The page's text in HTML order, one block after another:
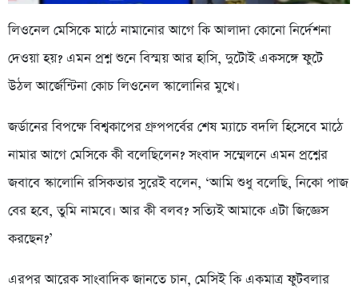
লিওনেল মেসিকে মাঠে নামানোর আগে কি আলাদা কোনো নির্দেশনা
দেওয়া হয়? এমন প্রশ্ন শুনে বিস্ময় আর হাসি, দুটোই একসঙ্গে ফুটে
উঠল আর্জেন্টিনা কোচ লিওনেল স্কালোনির মুখে।
জর্ডানের বিপক্ষে বিশ্বকাপের গ্রুপপর্বের শেষ ম্যাচে বদলি হিসেবে মাঠে
নামার আগে মেসিকে কী বলেছিলেন? সংবাদ সম্মেলনে এমন প্রশ্নের
জবাবে স্কালোনি রসিকতার সুরেই বলেন, ‘আমি শুধু বলেছি, নিকো পাজ
বের হবে, তুমি নামবে। আর কী বলব? সত্যিই আমাকে এটা জিজ্ঞেস
করছেন?’
এরপর আরেক সাংবাদিক জানতে চান, মেসিই কি একমাত্র ফুটবলার